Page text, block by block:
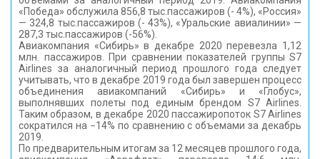
«Победа» обслужила 856,8 тыс.пассажиров (- 4%), «Россия»
— 324,8 тыс.пассажиров (- 43%), «Уральские авиалинии» —
287,3 тыс.пассажиров (-56%).
Авиакомпания «Сибирь» в декабре 2020 перевезла 1,12
млн. пассажиров. При сравнении показателей группы S7
Airlines за аналогичный период прошлого года следует
учитывать, что в декабре 2019 года был завершен процесс
объединения авиакомпаний «Сибирь» и «Глобус»,
выполнявших полеты под единым брендом S7 Airlines.
Таким образом, в декабре 2020 пассажиропоток S7 Airlines
сократился на −14% по сравнению с объемами за декабрь
2019.
По предварительным итогам за 12 месяцев прошлого года,